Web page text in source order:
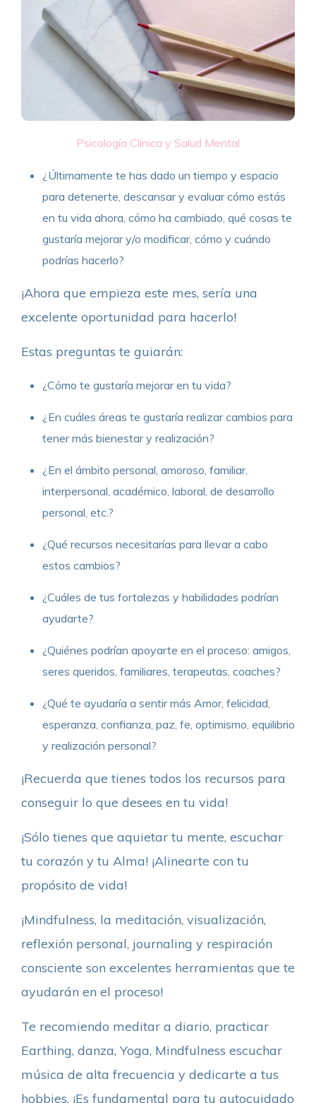
Psicología Clínica y Salud Mental
¿Últimamente te has dado un tiempo y espacio
para detenerte, descansar y evaluar cómo estás
en tu vida ahora, cómo ha cambiado, qué cosas te
gustaría mejorar y/o modificar, cómo y cuándo
podrías hacerlo?
¡Ahora que empieza este mes, sería una
excelente oportunidad para hacerlo!
Estas preguntas te guiarán:
¿Cómo te gustaría mejorar en tu vida?
¿En cuáles áreas te gustaría realizar cambios para
tener más bienestar y realización?
¿En el ámbito personal, amoroso, familiar,
interpersonal, académico, laboral, de desarrollo
personal, etc.?
¿Qué recursos necesitarías para llevar a cabo
estos cambios?
¿Cuáles de tus fortalezas y habilidades podrían
ayudarte?
¿Quiénes podrían apoyarte en el proceso: amigos,
seres queridos, familiares, terapeutas, coaches?
¿Qué te ayudaría a sentir más Amor, felicidad,
esperanza, confianza, paz, fe, optimismo, equilibrio
y realización personal?
¡Recuerda que tienes todos los recursos para
conseguir lo que desees en tu vida!
¡Sólo tienes que aquietar tu mente, escuchar
tu corazón y tu Alma! ¡Alinearte con tu
propósito de vida!
¡Mindfulness, la meditación, visualización,
reflexión personal, journaling y respiración
consciente son excelentes herramientas que te
ayudarán en el proceso!
Te recomiendo meditar a diario, practicar
Earthing, danza, Yoga, Mindfulness escuchar
música de alta frecuencia y dedicarte a tus
hobbies. ¡Es fundamental para tu autocuidado